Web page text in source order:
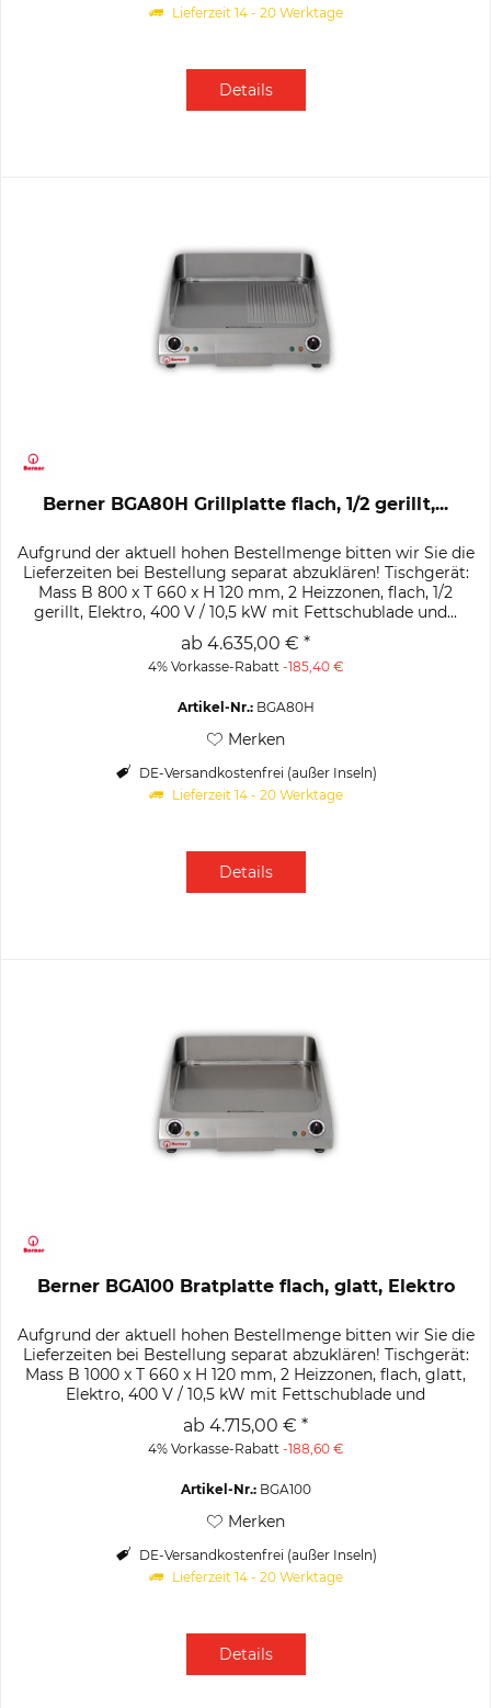
Lieferzeit 14 - 20 Werktage
Details
Berner BGA80H Grillplatte flach, 1/2 gerillt,...
Aufgrund der aktuell hohen Bestellmenge bitten wir Sie die
Lieferzeiten bei Bestellung separat abzuklären! Tischgerät:
Mass B 800 x T 660 x H 120 mm, 2 Heizzonen, flach, 1/2
gerillt, Elektro, 400 V / 10,5 kW mit Fettschublade und...
ab 4.635,00 € *
4% Vorkasse-Rabatt -185,40 €
Artikel-Nr.:BGA80H
Merken
DE-Versandkostenfrei (außer Inseln)
Lieferzeit 14 - 20 Werktage
Details
Berner BGA100 Bratplatte flach, glatt, Elektro
Aufgrund der aktuell hohen Bestellmenge bitten wir Sie die
Lieferzeiten bei Bestellung separat abzuklären! Tischgerät:
Mass B 1000 x T 660 x H 120 mm, 2 Heizzonen, flach, glatt,
Elektro, 400 V / 10,5 kW mit Fettschublade und
abnehmbarem...
ab 4.715,00 € *
4% Vorkasse-Rabatt -188,60 €
Artikel-Nr.:BGA100
Merken
DE-Versandkostenfrei (außer Inseln)
Lieferzeit 14 - 20 Werktage
Details